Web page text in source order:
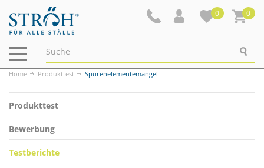
0 0
Navigation
ein-/ausblenden
Home Produkttest Spurenelementemangel
Produkttest
Bewerbung
Testberichte